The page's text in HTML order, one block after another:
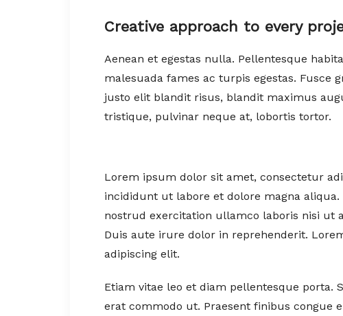
Creative approach to every
Aenean et egestas nulla. Pellentesque
malesuada fames ac turpis egestas. Fusce
justo elit blandit risus, blandit maximus
tristique, pulvinar neque at, lobortis tortor.
Lorem ipsum dolor sit amet, consectetur
incididunt ut labore et dolore magna
nostrud exercitation ullamco laboris nisi ut
Duis aute irure dolor in reprehenderit.
adipiscing elit.
Etiam vitae leo et diam pellentesque porta.
erat commodo ut. Praesent finibus congue